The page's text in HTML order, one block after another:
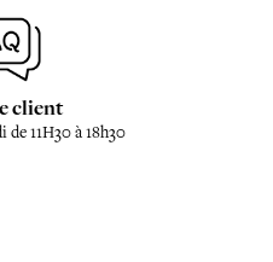
client
11H30 à 18h30